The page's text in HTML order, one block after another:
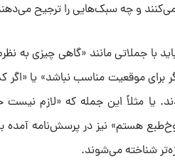
می‌کنند و چه سبک‌هایی را ترجیح
با جملاتی مانند «گاهی چیزی به
برای موقعیت مناسب نباشد» یا
یا مثلاً این جمله که «لازم نیست
هستم» نیز در پرسش‌نامه آمده
شناخته می‌شوند.